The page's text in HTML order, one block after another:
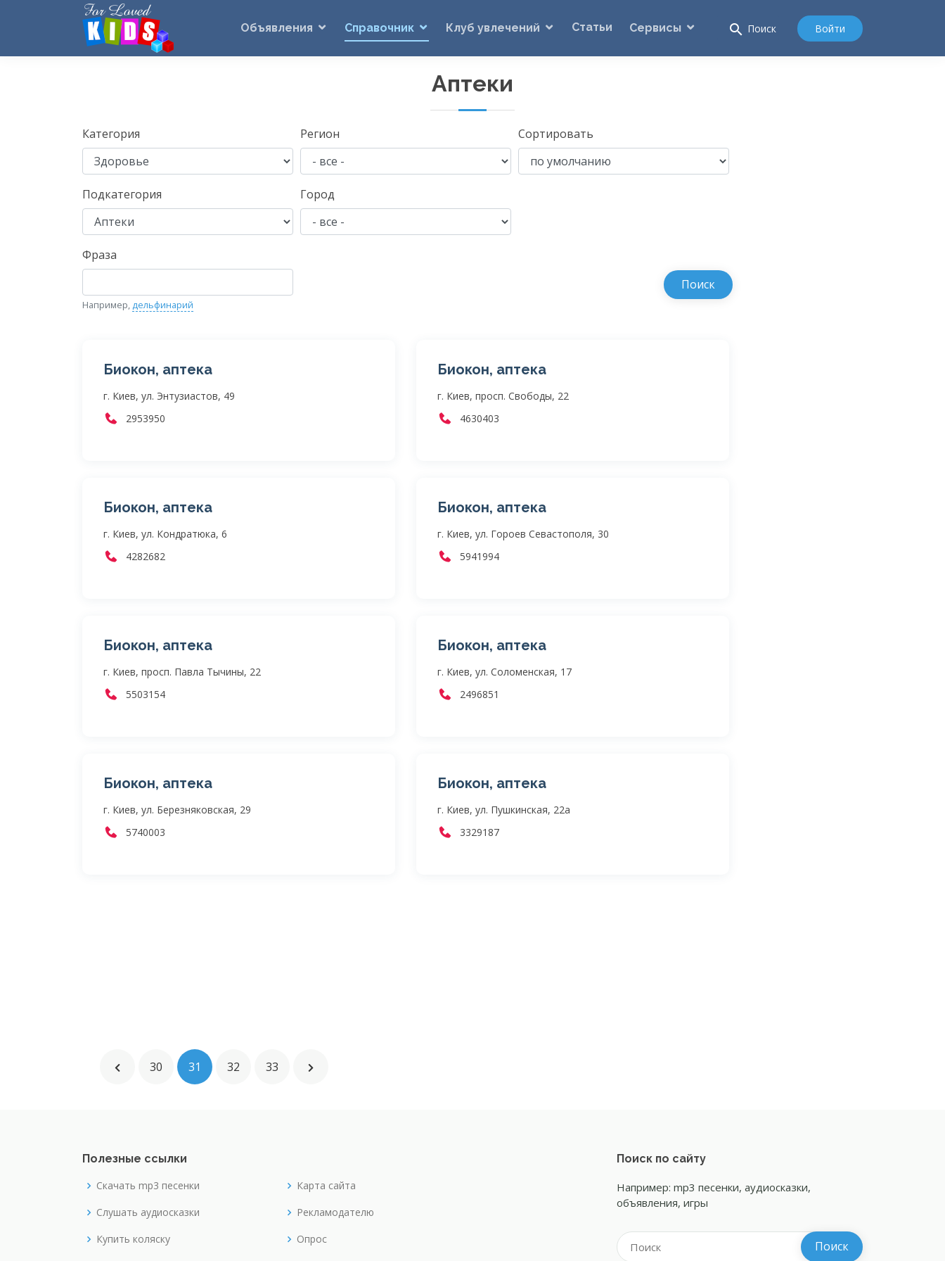
Объявления Справочник Клуб увлечений Статьи Сервисы search Поиск Войти
Аптеки
Категория Регион Сортировать
Подкатегория Город
Фраза
Например, дельфинарий
Биокон, аптека
г. Киев, ул. Энтузиастов, 49
2953950
Биокон, аптека
г. Киев, просп. Свободы, 22
4630403
Биокон, аптека
г. Киев, ул. Кондратюка, 6
4282682
Биокон, аптека
г. Киев, ул. Гороев Севастополя, 30
5941994
Биокон, аптека
г. Киев, просп. Павла Тычины, 22
5503154
Биокон, аптека
г. Киев, ул. Соломенская, 17
2496851
Биокон, аптека
г. Киев, ул. Березняковская, 29
5740003
Биокон, аптека
г. Киев, ул. Пушкинская, 22а
3329187
30 31 32 33
Полезные ссылки
Скачать mp3 песенки
Слушать аудиосказки
Купить коляску
Карта сайта
Рекламодателю
Опрос
Поиск по сайту
Например: mp3 песенки, аудиосказки,
объявления, игры